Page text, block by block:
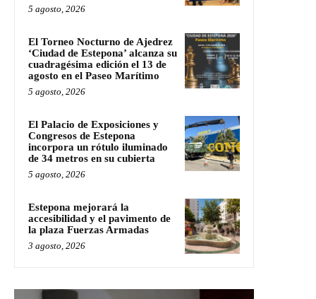
5 agosto, 2026
El Torneo Nocturno de Ajedrez
‘Ciudad de Estepona’ alcanza su
cuadragésima edición el 13 de
agosto en el Paseo Marítimo
5 agosto, 2026
El Palacio de Exposiciones y
Congresos de Estepona
incorpora un rótulo iluminado
de 34 metros en su cubierta
5 agosto, 2026
Estepona mejorará la
accesibilidad y el pavimento de
la plaza Fuerzas Armadas
3 agosto, 2026